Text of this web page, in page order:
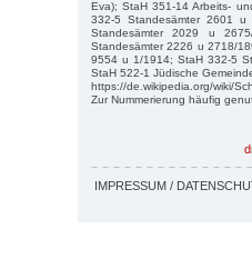
Eva); StaH 351-14 Arbeits-
332-5 Standesämter 2601
Standesämter 2029 u
Standesämter 2226 u 2718/
9554 u 1/1914; StaH 332-5
StaH 522-1 Jüdische
https://de.wikipedia.org/wiki/
Zur Nummerierung häufig
IMPRESSUM /